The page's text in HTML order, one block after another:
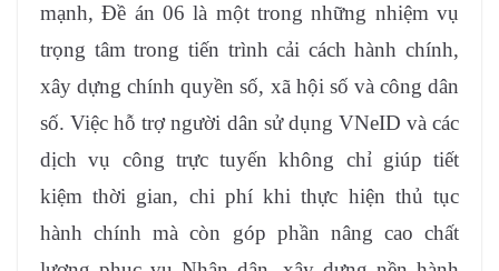
mạnh, Đề án 06 là một trong những nhiệm vụ
trọng tâm trong tiến trình cải cách hành chính,
xây dựng chính quyền số, xã hội số và công dân
số. Việc hỗ trợ người dân sử dụng VNeID và các
dịch vụ công trực tuyến không chỉ giúp tiết
kiệm thời gian, chi phí khi thực hiện thủ tục
hành chính mà còn góp phần nâng cao chất